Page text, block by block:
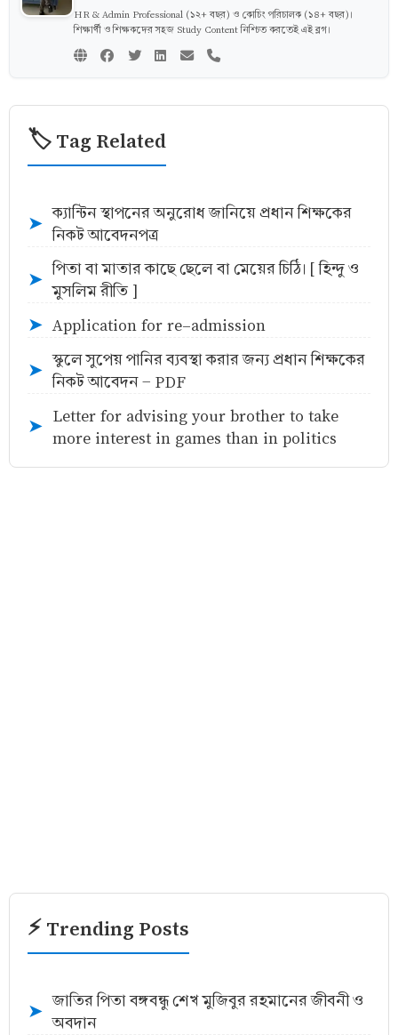
HR & Admin Professional (১২+ বছর) ও কোচিং পরিচালক (১৪+ বছর)।
শিক্ষার্থী ও শিক্ষকদের সহজ Study Content নিশ্চিত করতেই এই ব্লগ।
🏷️ Tag Related
➤
ক্যান্টিন স্থাপনের অনুরোধ জানিয়ে প্রধান শিক্ষকের
নিকট আবেদনপত্র
➤
পিতা বা মাতার কাছে ছেলে বা মেয়ের চিঠি। [ হিন্দু ও
মুসলিম রীতি ]
➤ Application for re-admission
➤
স্কুলে সুপেয় পানির ব্যবস্থা করার জন্য প্রধান শিক্ষকের
নিকট আবেদন - PDF
➤
Letter for advising your brother to take
more interest in games than in politics
⚡ Trending Posts
➤
জাতির পিতা বঙ্গবন্ধু শেখ মুজিবুর রহমানের জীবনী ও
অবদান